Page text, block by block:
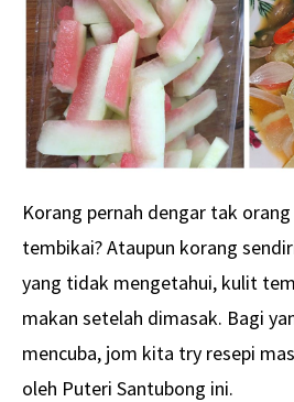
Korang pernah dengar tak
tembikai? Ataupun korang
yang tidak mengetahui, kulit
makan setelah dimasak. Bagi
mencuba, jom kita try resepi
oleh Puteri Santubong ini.